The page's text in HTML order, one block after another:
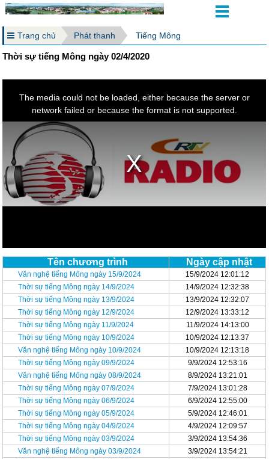
Trang chủ Phát thanh Tiếng Mông
Thời sự tiếng Mông ngày 02/4/2020
Tên chương trình Ngày cập nhật
Văn nghệ tiếng Mông ngày 15/9/2024
15/9/2024 12:01:12
Thời sự tiếng Mông ngày 14/9/2024
14/9/2024 12:32:38
Thời sự tiếng Mông ngày 13/9/2024
13/9/2024 12:32:07
Thời sự tiếng Mông ngày 12/9/2024
12/9/2024 13:33:12
Thời sự tiếng Mông ngày 11/9/2024
11/9/2024 14:13:00
Thời sự tiếng Mông ngày 10/9/2024
10/9/2024 12:13:37
Văn nghệ tiếng Mông ngày 10/9/2024
10/9/2024 12:13:18
Thời sự tiếng Mông ngày 09/9/2024
9/9/2024 12:53:16
Văn nghệ tiếng Mông ngày 08/9/2024
8/9/2024 13:21:01
Thời sự tiếng Mông ngày 07/9/2024
7/9/2024 13:01:28
Thời sự tiếng Mông ngày 06/9/2024
6/9/2024 12:55:00
Thời sự tiếng Mông ngày 05/9/2024
5/9/2024 12:46:01
Thời sự tiếng Mông ngày 04/9/2024
4/9/2024 12:09:57
Thời sự tiếng Mông ngày 03/9/2024
3/9/2024 13:54:36
Văn nghệ tiếng Mông ngày 03/9/2024
3/9/2024 13:54:21